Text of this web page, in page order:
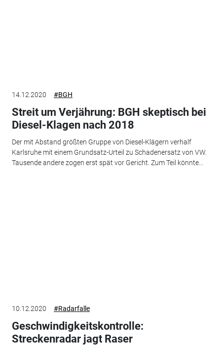
14.12.2020 #BGH
Streit um Verjährung: BGH skeptisch bei
Diesel-Klagen nach 2018
Der mit Abstand größten Gruppe von Diesel-Klägern verhalf
Karlsruhe mit einem Grundsatz-Urteil zu Schadenersatz von VW.
Tausende andere zogen erst spät vor Gericht. Zum Teil könnte...
10.12.2020 #Radarfalle
Geschwindigkeitskontrolle:
Streckenradar jagt Raser